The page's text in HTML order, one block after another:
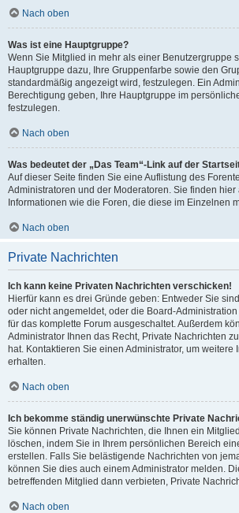
Nach oben
Was ist eine Hauptgruppe?
Wenn Sie Mitglied in mehr als einer Benutzergruppe
Hauptgruppe dazu, Ihre Gruppenfarbe sowie den
standardmäßig angezeigt wird, festzulegen. Ein
Berechtigung geben, Ihre Hauptgruppe im
festzulegen.
Nach oben
Was bedeutet der „Das Team“-Link auf der
Auf dieser Seite finden Sie eine Auflistung des
Administratoren und der Moderatoren. Sie finden hier
Informationen wie die Foren, die diese im Einzelnen
Nach oben
Private Nachrichten
Ich kann keine Privaten Nachrichten verschicken!
Hierfür kann es drei Gründe geben: Entweder Sie
oder nicht angemeldet, oder die Board-
für das komplette Forum ausgeschaltet. Außerdem
Administrator Ihnen das Recht, Private Nachrichten
hat. Kontaktieren Sie einen Administrator, um weitere
erhalten.
Nach oben
Ich bekomme ständig unerwünschte Private
Sie können Private Nachrichten, die Ihnen ein
löschen, indem Sie in Ihrem persönlichen Bereich
erstellen. Falls Sie belästigende Nachrichten von
können Sie dies auch einem Administrator melden.
betreffenden Mitglied dann verbieten, Private
Nach oben